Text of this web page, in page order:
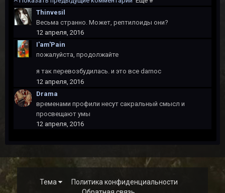
Thinvesil
Весьма странно. Может, рептилоиды они?
12 апреля, 2016
I'am'Pain
пожалуйста, продолжайте
я так перевозбудилась. и это все darnoc
12 апреля, 2016
Drama
временами профили несут сакральный смысл и
просвещают умы
12 апреля, 2016
Тема
Политика конфиденциальности